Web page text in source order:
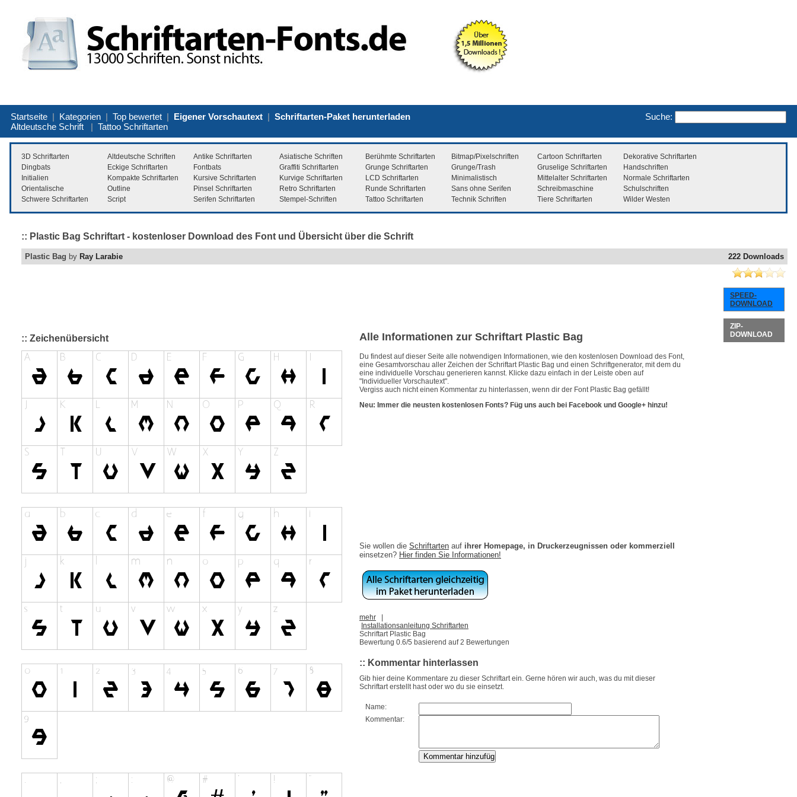
Suche:
Startseite | Kategorien | Top bewertet | Eigener Vorschautext | Schriftarten-Paket herunterladen
Altdeutsche Schrift | Tattoo Schriftarten
3D Schriftarten Altdeutsche Schriften Antike Schriftarten Asiatische Schriften Berühmte Schriftarten Bitmap/Pixelschriften Cartoon Schriftarten
Dekorative Schriftarten
Dingbats
Eckige Schriftarten Fontbats Graffiti Schriftarten Grunge Schriftarten Grunge/Trash Gruselige Schriftarten
Handschriften
Initialien
Kompakte Schriftarten Kursive Schriftarten Kurvige Schriftarten LCD Schriftarten Minimalistisch Mittelalter Schriftarten
Normale Schriftarten
Orientalische
Outline Pinsel Schriftarten Retro Schriftarten Runde Schriftarten Sans ohne Serifen Schreibmaschine
Schulschriften
Schwere Schriftarten
Script Serifen Schriftarten Stempel-Schriften Tattoo Schriftarten Technik Schriften Tiere Schriftarten Wilder Westen
:: Plastic Bag Schriftart - kostenloser Download des Font und Übersicht über die Schrift
222 Downloads
Plastic Bag by Ray Larabie
SPEED-
DOWNLOAD
ZIP-
DOWNLOAD
:: Zeichenübersicht Alle Informationen zur Schriftart Plastic Bag
Du findest auf dieser Seite alle notwendigen Informationen, wie den kostenlosen Download des Font,
eine Gesamtvorschau aller Zeichen der Schriftart Plastic Bag und einen Schriftgenerator, mit dem du
eine individuelle Vorschau generieren kannst. Klicke dazu einfach in der Leiste oben auf
"Individueller Vorschautext".
Vergiss auch nicht einen Kommentar zu hinterlassen, wenn dir der Font Plastic Bag gefällt!
Neu: Immer die neusten kostenlosen Fonts? Füg uns auch bei Facebook und Google+ hinzu!
Sie wollen die Schriftarten auf ihrer Homepage, in Druckerzeugnissen oder kommerziell
einsetzen? Hier finden Sie Informationen!
mehr
Installationsanleitung Schriftarten
Schriftart Plastic Bag
Bewertung 0.6/5 basierend auf2 Bewertungen
:: Kommentar hinterlassen
Gib hier deine Kommentare zu dieser Schriftart ein. Gerne hören wir auch, was du mit dieser
Schriftart erstellt hast oder wo du sie einsetzt.
Name:
Kommentar: